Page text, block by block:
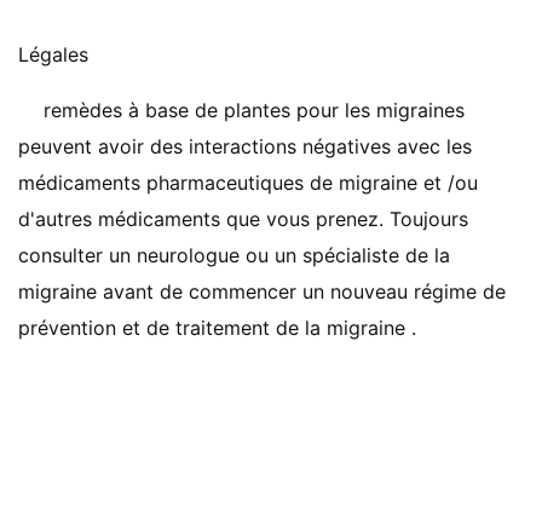
Légales
remèdes à base de plantes pour les migraines
peuvent avoir des interactions négatives avec les
médicaments pharmaceutiques de migraine et /ou
d'autres médicaments que vous prenez. Toujours
consulter un neurologue ou un spécialiste de la
migraine avant de commencer un nouveau régime de
prévention et de traitement de la migraine .